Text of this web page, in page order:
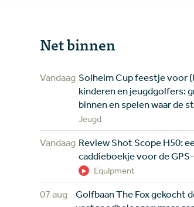
Net binnen
Vandaag Solheim Cup feestje voor
kinderen en jeugdgolfers:
binnen en spelen waar de
Jeugd
Vandaag Review Shot Scope H50:
caddieboekje voor de
Equipment
07 aug
Golfbaan The Fox gekocht